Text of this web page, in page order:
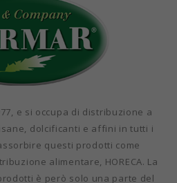
e si occupa di distribuzione a
dolcificanti e affini in tutti i
questi prodotti come
alimentare, HORECA. La
è però solo una parte del